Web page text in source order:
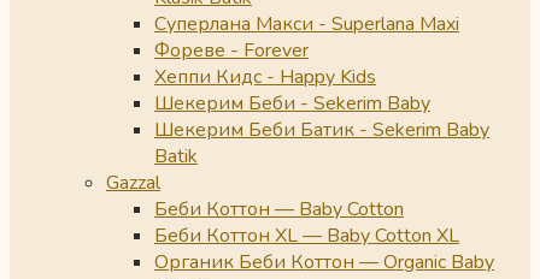
Суперлана Макси - Superlana Maxi
Фореве - Forever
Хеппи Кидс - Happy Kids
Шекерим Беби - Sekerim Baby
Шекерим Беби Батик - Sekerim Baby
Batik
Gazzal
Беби Коттон — Baby Cotton
Беби Коттон XL — Baby Cotton XL
Органик Беби Коттон — Organic Baby